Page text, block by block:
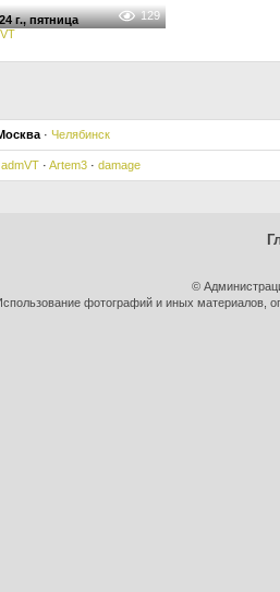
129
г., пятница
· Челябинск
admVT · Artem3 · damage
©
фотографий и иных материалов,